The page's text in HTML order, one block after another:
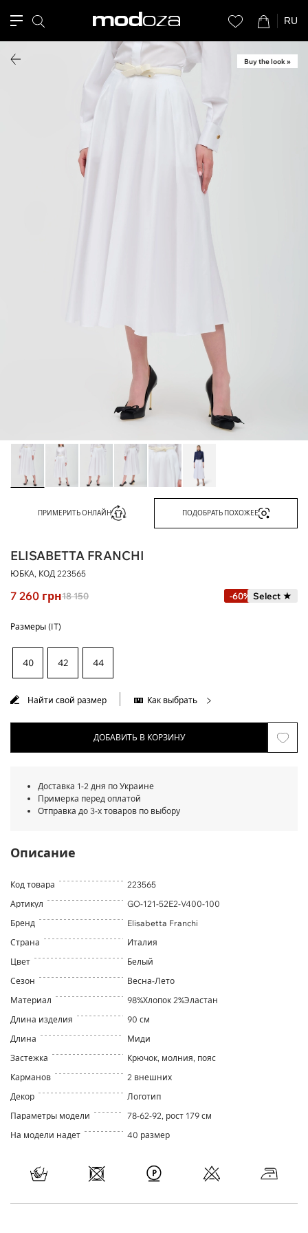
RU
Buy the look »
ПРИМЕРИТЬ ОНЛАЙН ПОДОБРАТЬ ПОХОЖЕЕ
ELISABETTA FRANCHI
ЮБКА, КОД 223565
7 260 грн18 150 -60% Select ★
Размеры (IT)
40 42 44
Найти свой размер Как выбрать
ДОБАВИТЬ В КОРЗИНУ
Доставка 1-2 дня по Украине
Примерка перед оплатой
Отправка до 3-х товаров по выбору
Описание
Код товара
223565
Артикул
GO-121-52E2-V400-100
Бренд
Elisabetta Franchi
Страна
Италия
Цвет
Белый
Сезон
Весна-Лето
Материал
98%Хлопок 2%Эластан
Длина изделия
90 см
Длина
Миди
Застежка
Крючок, молния, пояс
Карманов
2 внешних
Декор
Логотип
Параметры модели
78-62-92, рост 179 см
На модели надет
40 размер